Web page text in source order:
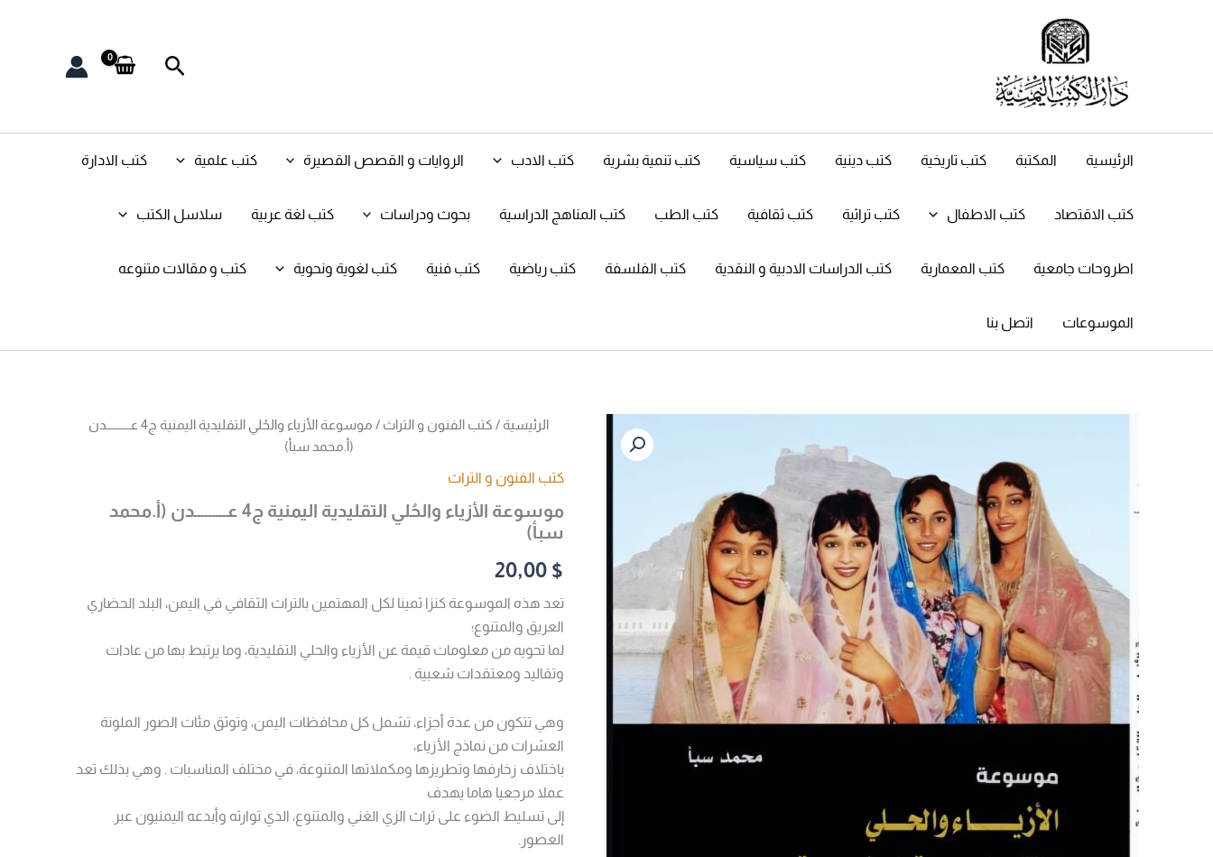
البحث
الرئيسية المكتبة كتب تاريخية كتب دينية كتب سياسية كتب تنمية بشرية كتب الادب الروايات و القصص القصيرة كتب علمية كتب الادارة
كتب الاقتصاد كتب الاطفال كتب تراثية كتب ثقافية كتب الطب كتب المناهج الدراسية بحوث ودراسات كتب لغة عربية سلاسل الكتب
اطروحات جامعية كتب المعمارية كتب الدراسات الادبية و النقدية كتب الفلسفة كتب رياضية كتب فنية كتب لغوية ونحوية كتب و مقالات متنوعه
الموسوعات اتصل بنا
الرئيسية / كتب الفنون و التراث
/ موسوعة الأزياء والحُلي التقليدية اليمنية ج4 عـــــــــدن
(أ.محمد سبأ)
كتب الفنون و التراث
موسوعة الأزياء والحُلي التقليدية اليمنية ج4 عـــــــــدن (أ.محمد
سبأ)
20,00 $
تعد هذه الموسوعة كنزا ثمينا لكل المهتمين بالتراث الثقافي في اليمن، البلد الحضاري
العريق والمتنوع؛
لما تحويه من معلومات قيمة عن الأزياء والحلي التقليدية، وما يرتبط بها من عادات
وتقاليد ومعتقدات شعبية .
وهي تتكون من عدة أجزاء، تشمل كل محافظات اليمن، وتوثق مئات الصور الملونة
العشرات من نماذج الأزياء،
باختلاف زخارفها وتطريزها ومكملاتها المتنوعة، في مختلف المناسبات . وهي بذلك تعد
عملا مرجعيا هاما يهدف
إلى تسليط الضوء على تراث الزي الغني والمتنوع، الذي توارثه وأبدعه اليمنيون عبر
العصور.
كمية
والحُلي
اليمنية
ج4
(أ.محمد